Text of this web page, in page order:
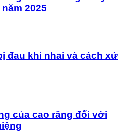
2025
đau khi nhai và cách xử
của cao răng đối với